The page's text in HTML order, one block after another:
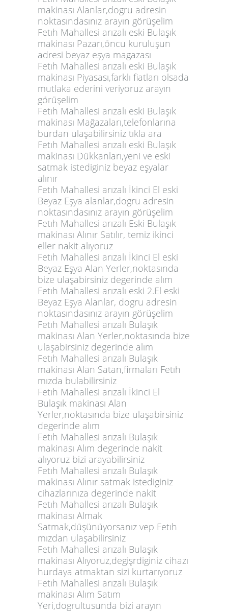
makinası Alanlar,dogru adresin
noktasındasınız arayın görüşelim
Fetıh Mahallesi arızalı eski Bulaşık
makinası Pazarı,öncu kuruluşun
adresi beyaz eşya magazası
Fetıh Mahallesi arızalı eski Bulaşık
makinası Piyasası,farklı fiatları olsada
mutlaka ederini veriyoruz arayın
görüşelim
Fetıh Mahallesi arızalı eski Bulaşık
makinası Mağazaları,telefonlarına
burdan ulaşabilirsiniz tıkla ara
Fetıh Mahallesi arızalı eski Bulaşık
makinası Dükkanları,yeni ve eski
satmak istediginiz beyaz eşyalar
alınır
Fetıh Mahallesi arızalı İkinci El eski
Beyaz Eşya alanlar,dogru adresin
noktasındasınız arayın görüşelim
Fetıh Mahallesi arızalı Eski Bulaşık
makinası Alınır Satılır, temiz ikinci
eller nakit alıyoruz
Fetıh Mahallesi arızalı İkinci El eski
Beyaz Eşya Alan Yerler,noktasında
bize ulaşabirsiniz degerinde alım
Fetıh Mahallesi arızalı eski 2.El eski
Beyaz Eşya Alanlar, dogru adresin
noktasındasınız arayın görüşelim
Fetıh Mahallesi arızalı Bulaşık
makinası Alan Yerler,noktasında bize
ulaşabirsiniz degerinde alım
Fetıh Mahallesi arızalı Bulaşık
makinası Alan Satan,firmaları Fetıh
mızda bulabilirsiniz
Fetıh Mahallesi arızalı İkinci El
Bulaşık makinası Alan
Yerler,noktasında bize ulaşabirsiniz
degerinde alım
Fetıh Mahallesi arızalı Bulaşık
makinası Alım degerinde nakit
alıyoruz bizi arayabilirsiniz
Fetıh Mahallesi arızalı Bulaşık
makinası Alınır satmak istediginiz
cihazlarınıza degerinde nakit
Fetıh Mahallesi arızalı Bulaşık
makinası Almak
Satmak,düşünüyorsanız vep Fetıh
mızdan ulaşabilirsiniz
Fetıh Mahallesi arızalı Bulaşık
makinası Alıyoruz,degişrdiginiz cihazı
hurdaya atmaktan sizi kurtarıyoruz
Fetıh Mahallesi arızalı Bulaşık
makinası Alım Satım
Yeri,dogrultusunda bizi arayın